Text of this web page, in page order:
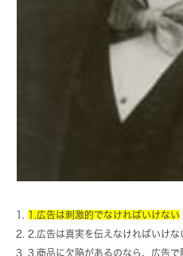
1.広告は刺激的でなければいけない
2.広告は真実を伝えなければいけな
3.商品に欠陥があるのなら、広告